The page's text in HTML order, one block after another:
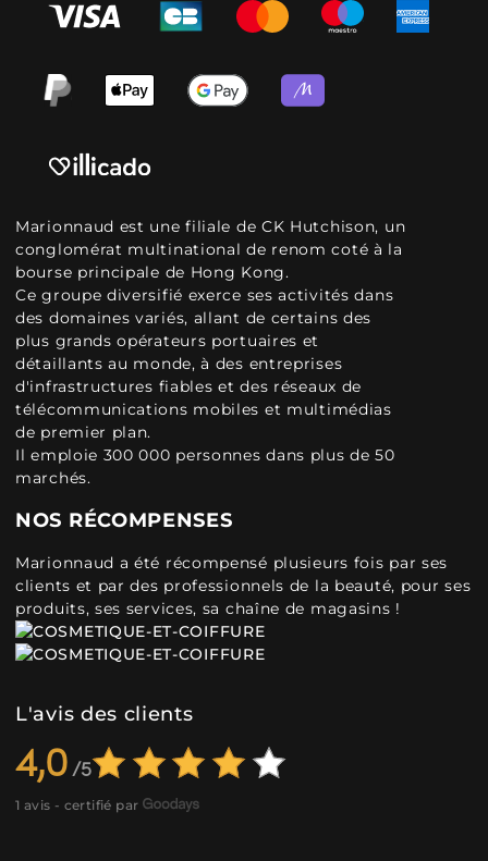
Marionnaud est une filiale de CK Hutchison, un
conglomérat multinational de renom coté à la
bourse principale de Hong Kong.
Ce groupe diversifié exerce ses activités dans
des domaines variés, allant de certains des
plus grands opérateurs portuaires et
détaillants au monde, à des entreprises
d'infrastructures fiables et des réseaux de
télécommunications mobiles et multimédias
de premier plan.
Il emploie 300 000 personnes dans plus de 50
marchés.
NOS RÉCOMPENSES
Marionnaud a été récompensé plusieurs fois par ses
clients et par des professionnels de la beauté, pour ses
produits, ses services, sa chaîne de magasins !
L'avis des clients
4,0
1 avis - certifié par